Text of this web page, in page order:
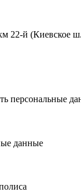
22-й (Киевское
персональные
данные